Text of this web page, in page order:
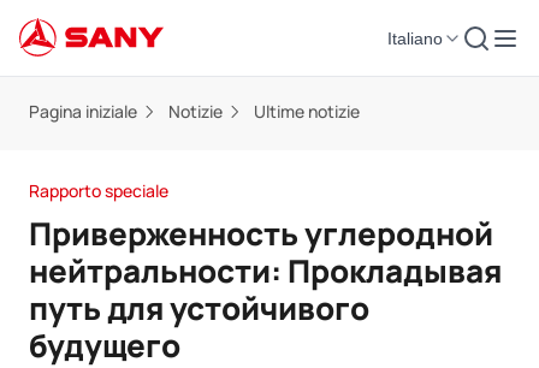
Italiano
Pagina iniziale Notizie Ultime notizie
Rapporto speciale
Приверженность углеродной
нейтральности: Прокладывая
путь для устойчивого
будущего